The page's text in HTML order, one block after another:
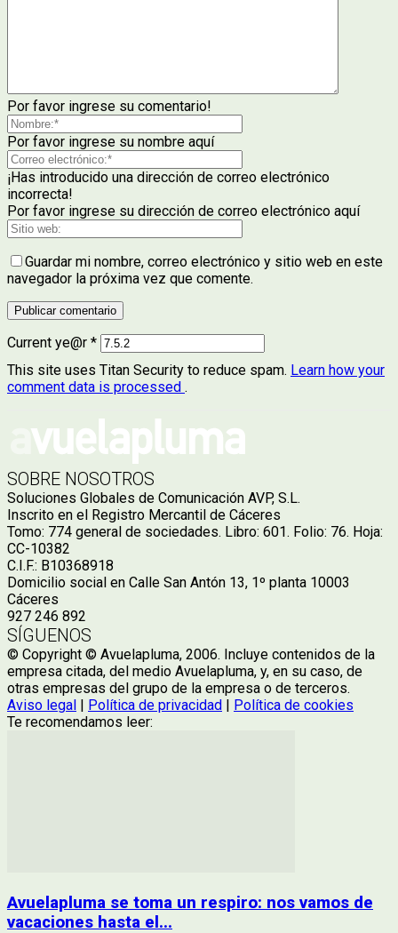
Por favor ingrese su comentario!
Por favor ingrese su nombre aquí
¡Has introducido una dirección de correo electrónico
incorrecta!
Por favor ingrese su dirección de correo electrónico aquí
Guardar mi nombre, correo electrónico y sitio web en este
navegador la próxima vez que comente.
Current ye@r *
This site uses Titan Security to reduce spam. Learn how your
comment data is processed .
SOBRE NOSOTROS
Soluciones Globales de Comunicación AVP, S.L.
Inscrito en el Registro Mercantil de Cáceres
Tomo: 774 general de sociedades. Libro: 601. Folio: 76. Hoja:
CC-10382
C.I.F.: B10368918
Domicilio social en Calle San Antón 13, 1º planta 10003
Cáceres
927 246 892
SÍGUENOS
© Copyright © Avuelapluma, 2006. Incluye contenidos de la
empresa citada, del medio Avuelapluma, y, en su caso, de
otras empresas del grupo de la empresa o de terceros.
Aviso legal
Política de privacidad
Política de cookies
Te recomendamos leer:
Avuelapluma se toma un respiro: nos vamos de
vacaciones hasta el...